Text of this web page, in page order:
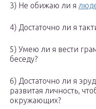
3) Не обижаю ли я
4) Достаточно ли я
5) Умею ли я вести
беседу?
6) Достаточно ли я
развитая личность,
окружающих?